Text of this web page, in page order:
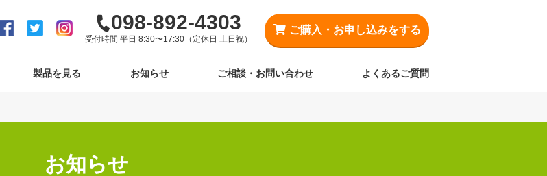
098-892-4303
受付時間 平日 8:30〜17:30（定休日 土日祝）
ご購入・ お申し込みをする
製品を見る お知らせ ご相談・お問い合わせ よくあるご質問
お知らせ